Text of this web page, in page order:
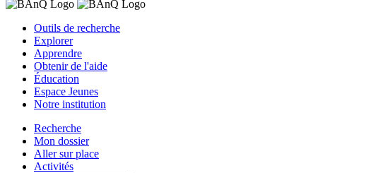
Outils de recherche
Explorer
Apprendre
Obtenir de l'aide
Éducation
Espace Jeunes
Notre institution
Recherche
Mon dossier
Aller sur place
Activités